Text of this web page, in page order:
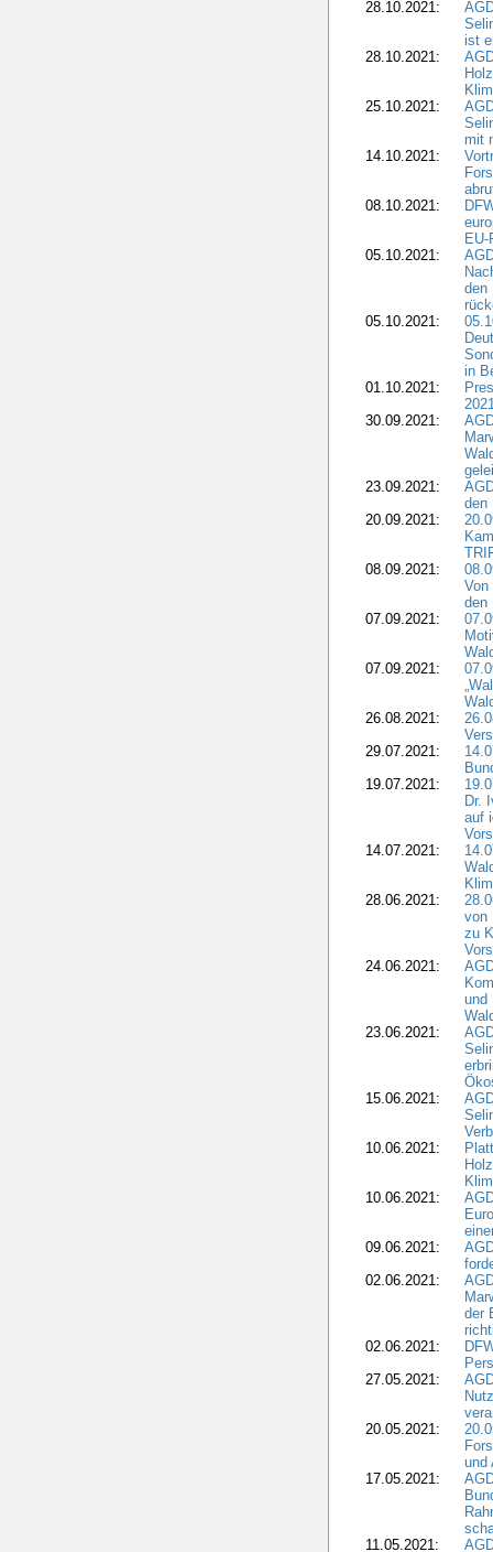
28.10.2021:
ist
28.10.2021:
25.10.2021:
mit
14.10.2021:
08.10.2021:
05.10.2021:
den
05.10.2021:
in
01.10.2021:
30.09.2021:
23.09.2021:
den
20.09.2021:
08.09.2021:
den
07.09.2021:
07.09.2021:
26.08.2021:
29.07.2021:
19.07.2021:
Dr.
auf
14.07.2021:
28.06.2021:
von
zu
24.06.2021:
und
23.06.2021:
15.06.2021:
10.06.2021:
10.06.2021:
09.06.2021:
02.06.2021:
der
02.06.2021:
27.05.2021:
20.05.2021:
und
17.05.2021:
11.05.2021: